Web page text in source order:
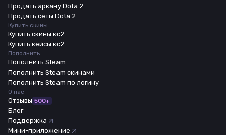
Продать аркану Dota 2
Продать сеты Dota 2
Купить скины
Купить скины кс2
Купить кейсы кс2
Пополнить
Пополнить Steam
Пополнить Steam скинами
Пополнить Steam по логину
О нас
Отзывы 500+
Блог
Поддержка
Мини-приложение